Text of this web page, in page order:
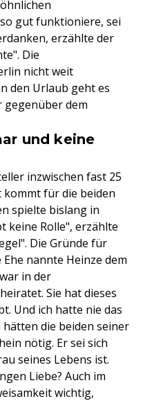
gut funktioniere, sei
erzählte der
Die
nicht weit
den Urlaub geht es
gegenüber dem
und keine
inzwischen fast 25
kommt für die beiden
spielte bislang in
keine Rolle", erzählte
Die Gründe für
nannte Heinze dem
in der
Sie hat dieses
Und ich hatte nie das
hätten die beiden seiner
nötig. Er sei sich
seines Lebens ist.
Liebe? Auch im
wichtig,